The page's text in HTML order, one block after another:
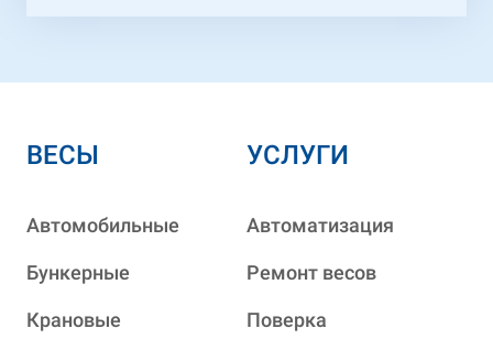
ВЕСЫ
Автомобильные
Бункерные
Крановые
УСЛУГИ
Автоматизация
Ремонт весов
Поверка